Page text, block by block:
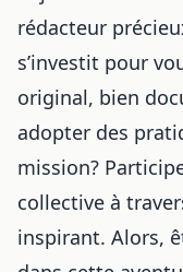
rédacteur
s’investit pour
original, bien
adopter des
mission?
collective à
inspirant. Alors,